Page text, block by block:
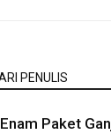
PENULIS
Paket